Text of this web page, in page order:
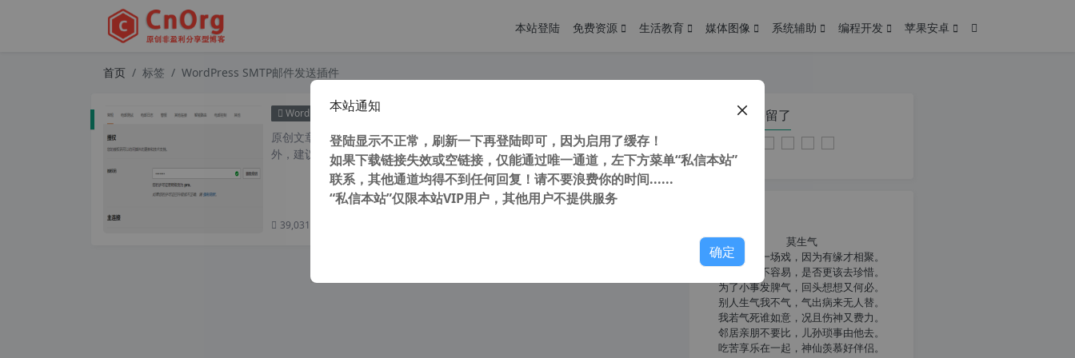
本站登陆 免费资源 生活教育 媒体图像 系统辅助 编程开发 苹果安卓
首页 标签 WordPress SMTP邮件发送插件
WordPress插件 WP Mail SMTP Pro v3.8.2 汉化版 最好的WordPress SMTP邮件发送插件
原创文章，转载请注明： 转载自cnorg.12hp.de 注意：由于网站空间位于国
外，建议避开晚上的访问高峰期...
39,031 次浏览
您在本页停留了
莫生气
人生就像一场戏，因为有缘才相聚。
相扶到老不容易，是否更该去珍惜。
为了小事发脾气，回头想想又何必。
别人生气我不气，气出病来无人替。
我若气死谁如意，况且伤神又费力。
邻居亲朋不要比，儿孙琐事由他去。
吃苦享乐在一起，神仙羡慕好伴侣。
本站通知
登陆显示不正常，刷新一下再登陆即可，因为启用了缓存！
如果下载链接失效或空链接，仅能通过唯一通道，左下方菜单“私信本站”
联系，其他通道均得不到任何回复！请不要浪费你的时间......
“私信本站”仅限本站VIP用户，其他用户不提供服务
确定